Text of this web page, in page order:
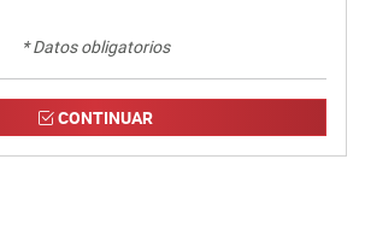
* Datos obligatorios
CONTINUAR